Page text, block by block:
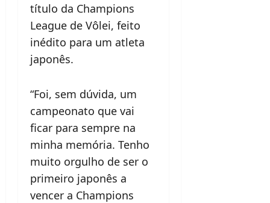
título da Champions
League de Vôlei, feito
inédito para um atleta
japonês.
“Foi, sem dúvida, um
campeonato que vai
ficar para sempre na
minha memória. Tenho
muito orgulho de ser o
primeiro japonês a
vencer a Champions